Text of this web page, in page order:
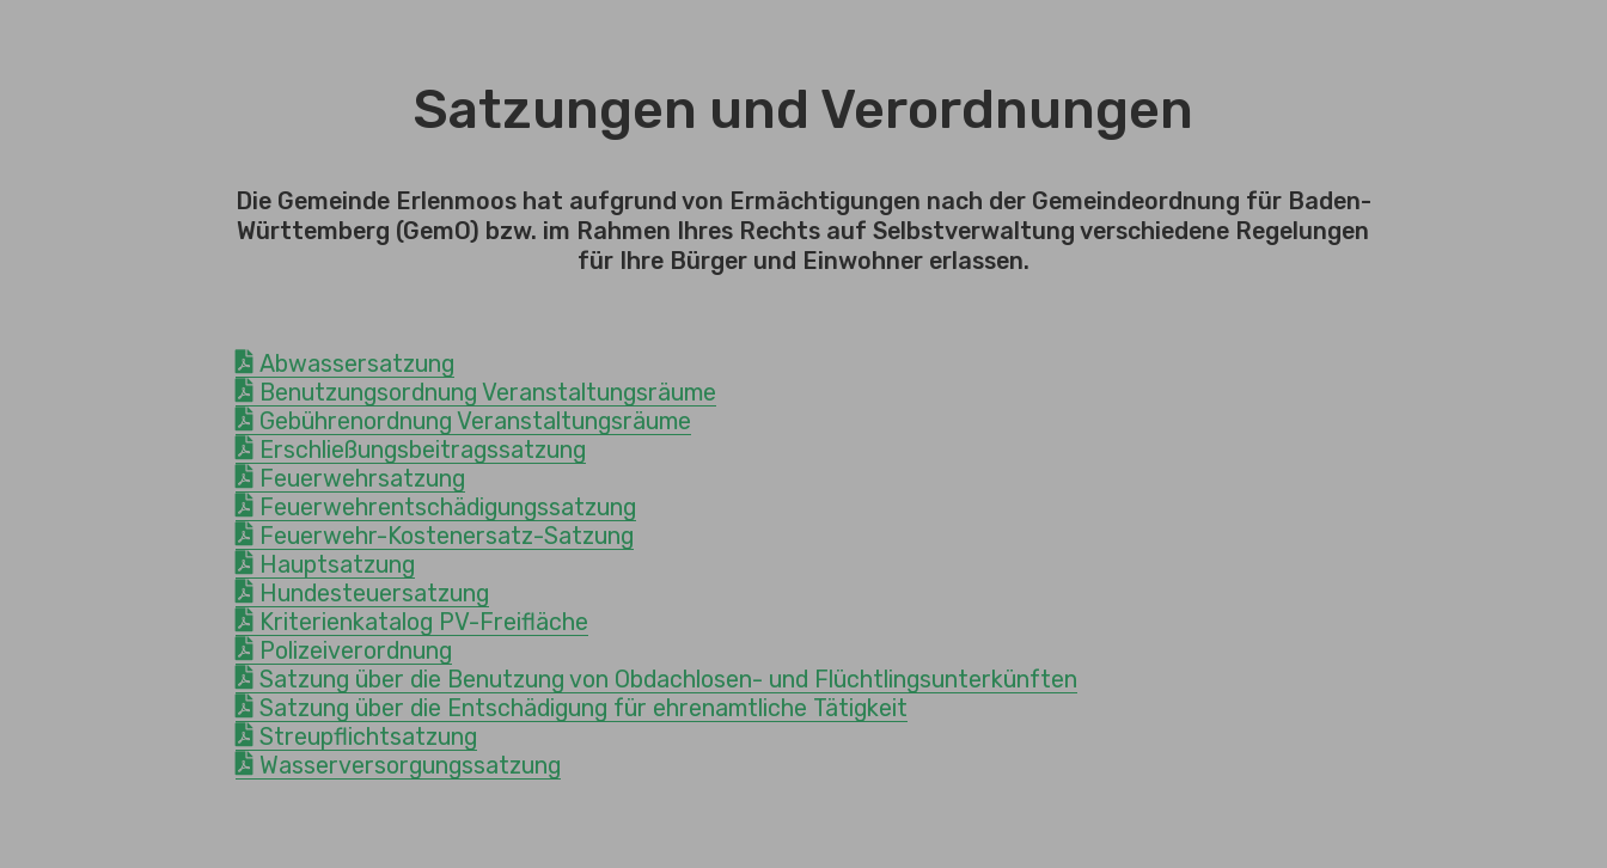
Satzungen und Verordnungen
Die Gemeinde Erlenmoos hat aufgrund von Ermächtigungen nach der Gemeindeordnung für Baden-
Württemberg (GemO) bzw. im Rahmen Ihres Rechts auf Selbstverwaltung verschiedene Regelungen
für Ihre Bürger und Einwohner erlassen.
Abwassersatzung
Benutzungsordnung Veranstaltungsräume
Gebührenordnung Veranstaltungsräume
Erschließungsbeitragssatzung
Feuerwehrsatzung
Feuerwehrentschädigungssatzung
Feuerwehr-Kostenersatz-Satzung
Hauptsatzung
Hundesteuersatzung
Kriterienkatalog PV-Freifläche
Polizeiverordnung
Satzung über die Benutzung von Obdachlosen- und Flüchtlingsunterkünften
Satzung über die Entschädigung für ehrenamtliche Tätigkeit
Streupflichtsatzung
Wasserversorgungssatzung